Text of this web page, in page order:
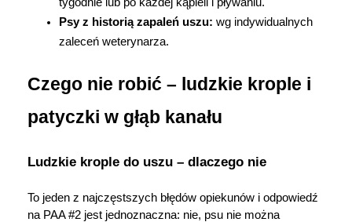
AKCEPTUJĘ WSZYSTKIE
Psy z historią zapaleń uszu: wg indywidualnych
zaleceń weterynarza.
Czego nie robić – ludzkie krople i
patyczki w głąb kanału
Ludzkie krople do uszu – dlaczego nie
To jeden z najczęstszych błędów opiekunów i odpowiedź
na PAA #2 jest jednoznaczna: nie, psu nie można